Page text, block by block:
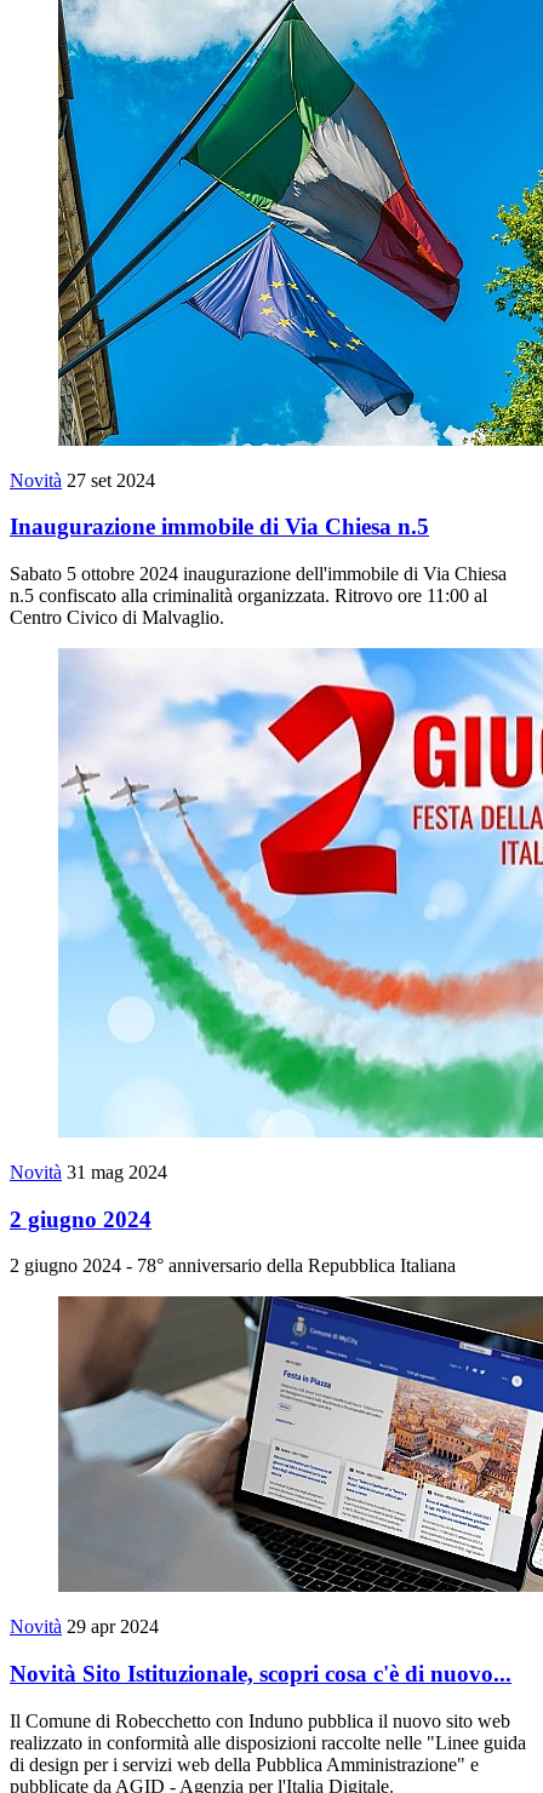
Novità 27 set 2024
Inaugurazione immobile di Via Chiesa n.5
Sabato 5 ottobre 2024 inaugurazione dell'immobile di Via Chiesa
n.5 confiscato alla criminalità organizzata. Ritrovo ore 11:00 al
Centro Civico di Malvaglio.
Novità 31 mag 2024
2 giugno 2024
2 giugno 2024 - 78° anniversario della Repubblica Italiana
Novità 29 apr 2024
Novità Sito Istituzionale, scopri cosa c'è di nuovo...
Il Comune di Robecchetto con Induno pubblica il nuovo sito web
realizzato in conformità alle disposizioni raccolte nelle "Linee guida
di design per i servizi web della Pubblica Amministrazione" e
pubblicate da AGID - Agenzia per l'Italia Digitale.